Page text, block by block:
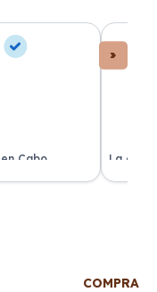
Cabo
y sin
La
de
COMPRA